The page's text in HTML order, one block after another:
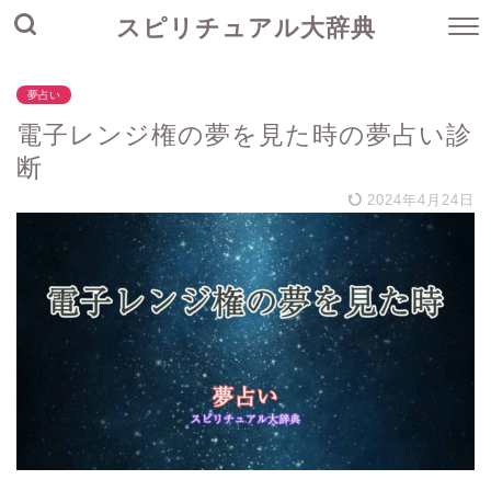
スピリチュアル大辞典
夢占い
電子レンジ権の夢を見た時の夢占い診
断
2024年4月24日